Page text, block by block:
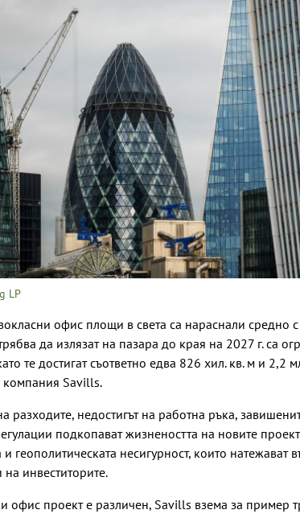
LP
офис площи в света са нараснали средно
да излязат на пазара до края на 2027 г. са
те достигат съответно едва 826 хил. кв. м и 2,2
компания Savills.
разходите, недостигът на работна ръка,
подкопават жизнеността на новите
геополитическата несигурност, които натежават
на инвеститорите.
офис проект е различен, Savills взема за пример